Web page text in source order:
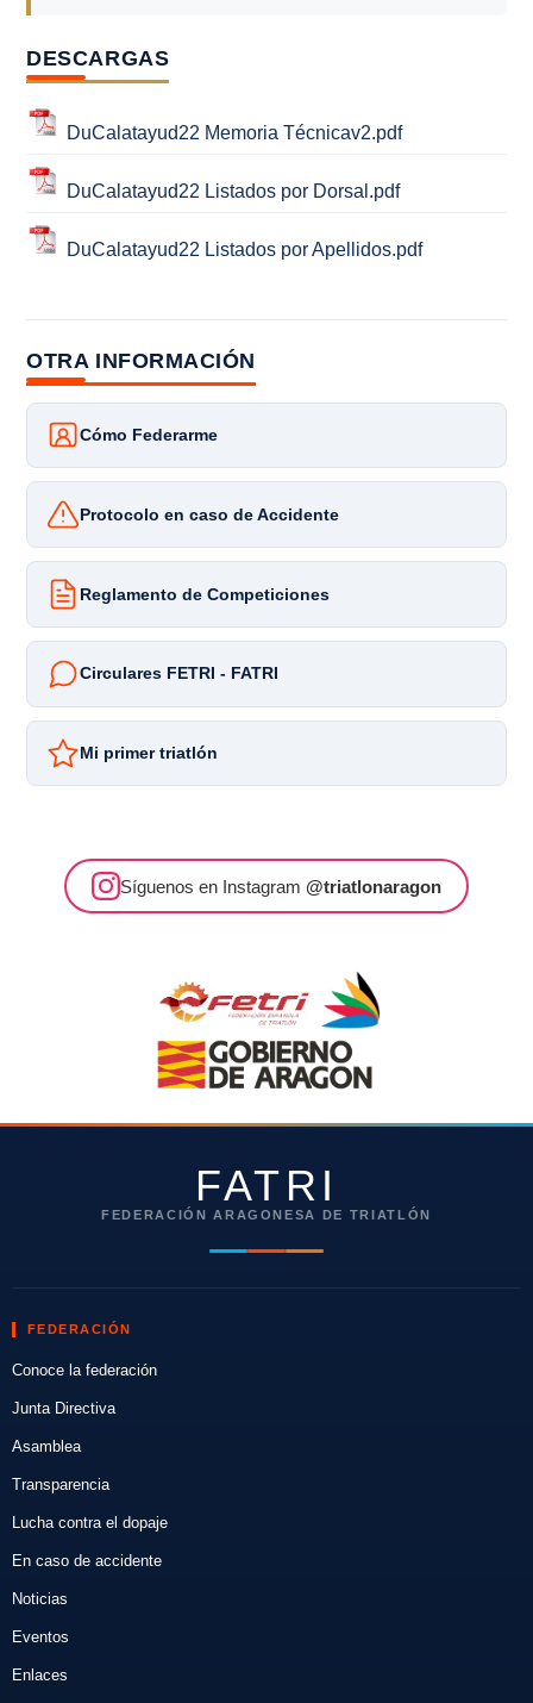
DESCARGAS
DuCalatayud22 Memoria Técnicav2.pdf
DuCalatayud22 Listados por Dorsal.pdf
DuCalatayud22 Listados por Apellidos.pdf
OTRA INFORMACIÓN
Cómo Federarme
Protocolo en caso de Accidente
Reglamento de Competiciones
Circulares FETRI - FATRI
Mi primer triatlón
Síguenos en Instagram @triatlonaragon
FATRI
FEDERACIÓN ARAGONESA DE TRIATLÓN
FEDERACIÓN
Conoce la federación
Junta Directiva
Asamblea
Transparencia
Lucha contra el dopaje
En caso de accidente
Noticias
Eventos
Enlaces